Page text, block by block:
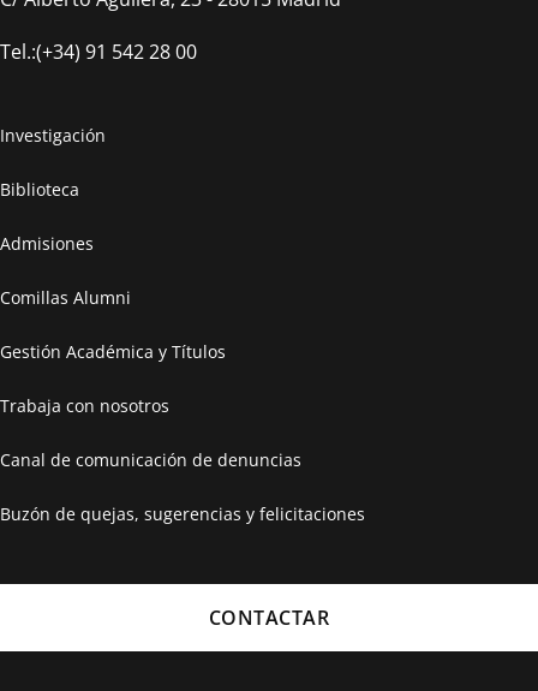
Tel.:(+34) 91 542 28 00
Investigación
Biblioteca
Admisiones
Comillas Alumni
Gestión Académica y Títulos
Trabaja con nosotros
Canal de comunicación de denuncias
Buzón de quejas, sugerencias y felicitaciones
CONTACTAR